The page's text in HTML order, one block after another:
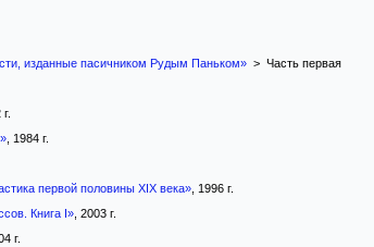
изданные пасичником Рудым Паньком»> Часть первая
, 1984 г.
первой половины XIX века», 1996 г.
Книга I», 2003 г.
г.